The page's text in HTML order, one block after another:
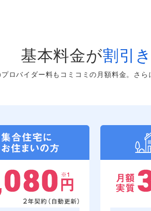
基本料金が割引
ロバイダー料もコミコミの月額料金。さら